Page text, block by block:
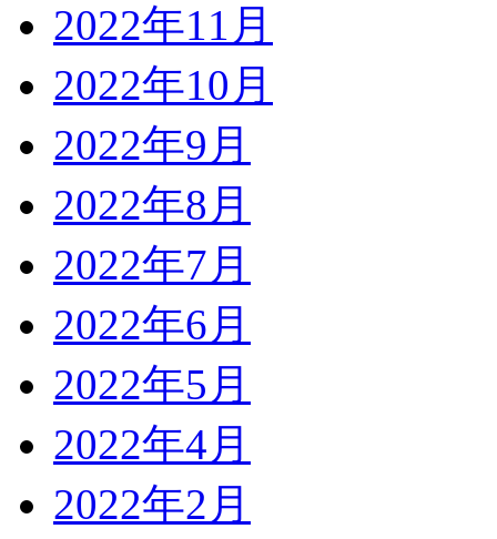
2022年11月
2022年10月
2022年9月
2022年8月
2022年7月
2022年6月
2022年5月
2022年4月
2022年2月